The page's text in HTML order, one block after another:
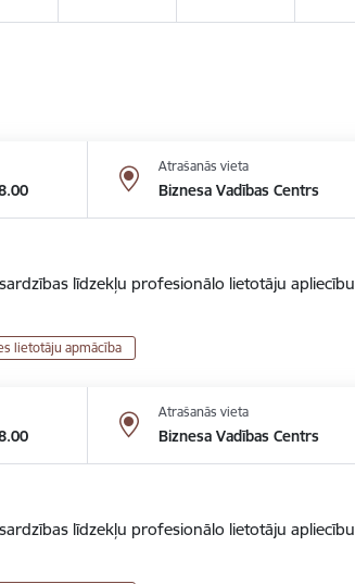
Atrašanās vieta
Biznesa Vadības Centrs
līdzekļu profesionālo lietotāju apliecību
lietotāju apmācība
Atrašanās vieta
Biznesa Vadības Centrs
līdzekļu profesionālo lietotāju apliecību